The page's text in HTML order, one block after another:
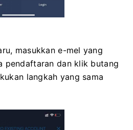
masukkan e-mel yang
pendaftaran dan klik butang
langkah yang sama